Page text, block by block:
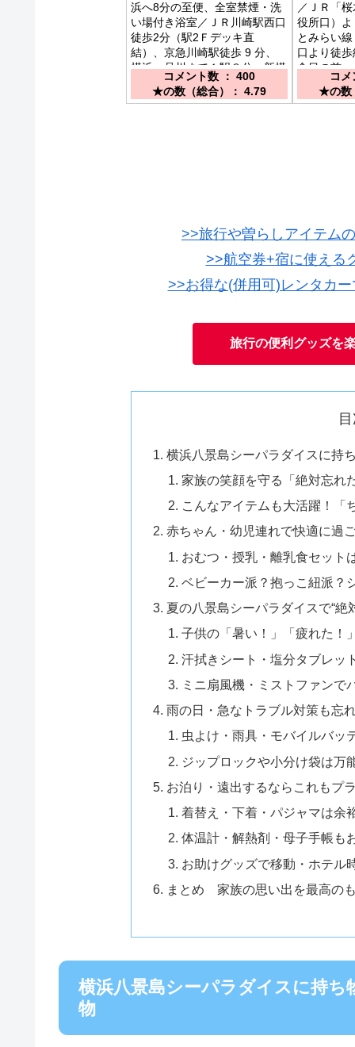
浜へ8分の至便、全室禁煙・洗
い場付き浴室／ＪＲ川崎駅西口
徒歩2分（駅2Ｆデッキ直
結）、京急川崎駅徒歩 9 分、
横浜・品川まで１駅８分、新横
浜30分圏内コメント数 ： 400
★の数（総合）： 4.79
／ＪＲ「
役所口）
とみらい
口より徒
舎目の前
コ
★の数
>>旅行や曽らしアイテム
>>航空券+宿に使え
>>お得な(併用可)レンタカ
旅行の便利グッズを
横浜八景島シーパラダイスに持
家族の笑顔を守る「絶対忘れ
こんなアイテムも大活躍！「
赤ちゃん・幼児連れで快適に過
おむつ・授乳・離乳食セット
ベビーカー派？抱っこ紐派？
夏の八景島シーパラダイスで“絶
子供の「暑い！」「疲れた！
汗拭きシート・塩分タブレッ
ミニ扇風機・ミストファンで
雨の日・急なトラブル対策も忘
虫よけ・雨具・モバイルバッ
ジップロックや小分け袋は万
お泊り・遠出するならこれもプ
着替え・下着・パジャマは余
体温計・解熱剤・母子手帳も
お助けグッズで移動・ホテル
まとめ 家族の思い出を最高の
横浜八景島シーパラダイスに持
物